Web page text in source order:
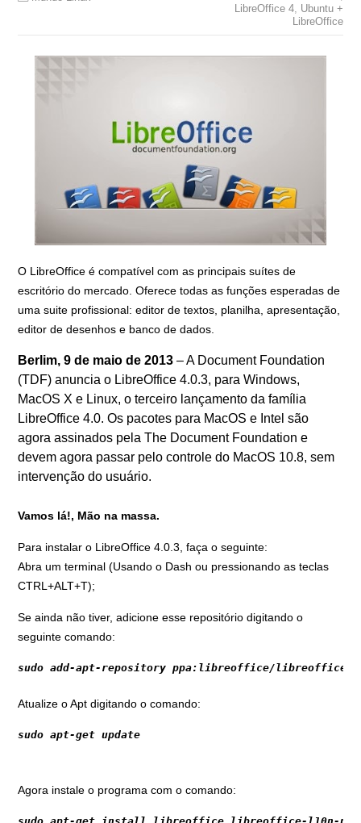
LibreOffice 4, Ubuntu +
LibreOffice
O LibreOffice é compatível com as principais suítes de
escritório do mercado. Oferece todas as funções esperadas de
uma suite profissional: editor de textos, planilha, apresentação,
editor de desenhos e banco de dados.
Berlim, 9 de maio de 2013 – A Document Foundation
(TDF) anuncia o LibreOffice 4.0.3, para Windows,
MacOS X e Linux, o terceiro lançamento da família
LibreOffice 4.0. Os pacotes para MacOS e Intel são
agora assinados pela The Document Foundation e
devem agora passar pelo controle do MacOS 10.8, sem
intervenção do usuário.
Vamos lá!, Mão na massa.
Para instalar o LibreOffice 4.0.3, faça o seguinte:
Abra um terminal (Usando o Dash ou pressionando as teclas
CTRL+ALT+T);
Se ainda não tiver, adicione esse repositório digitando o
seguinte comando:
sudo add-apt-repository ppa:libreoffice/libreoffice-
Atualize o Apt digitando o comando:
sudo apt-get update
Agora instale o programa com o comando: